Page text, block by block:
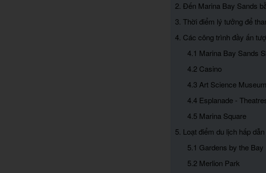
2. Đến Marina Bay Sands
3. Thời điểm lý tưởng để
4. Các công trình đầy ấn
4.1 Marina Bay Sands
4.2 Casino
4.3 Art Science Museum
4.4 Esplanade -
4.5 Marina Square
5. Loạt điểm du lịch hấp
5.1 Gardens by the Bay
5.2 Merlion Park